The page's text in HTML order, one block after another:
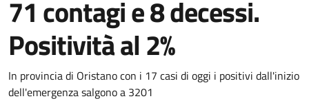
71 contagi e 8 decessi.
Positività al 2%
Dettagli della notizia
In provincia di Oristano con i 17 casi di oggi i positivi dall'inizio
dell'emergenza salgono a 3201